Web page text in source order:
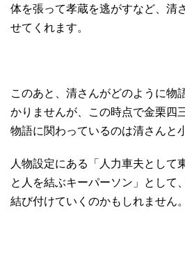
体を張って孝蔵を逃がすなど、清
せてくれます。
このあと、清さんがどのように物
かりませんが、この時点で金栗四
物語に関わっているのは清さんと
人物設定にある「人力車夫として
と人を結ぶキーパーソン」として
結び付けていくのかもしれません。